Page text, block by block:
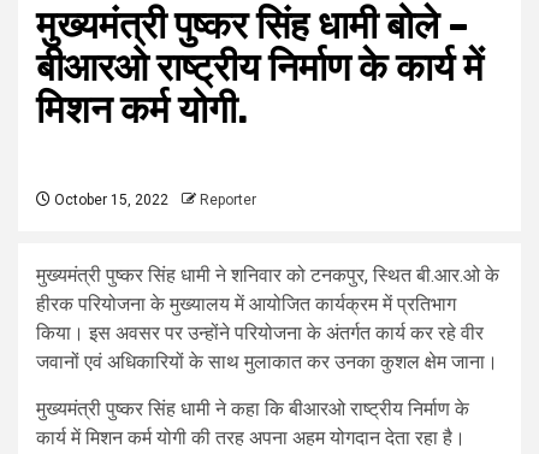
मुख्यमंत्री पुष्कर सिंह धामी बोले –
बीआरओ राष्ट्रीय निर्माण के कार्य में
मिशन कर्म योगी.
October 15, 2022 Reporter
मुख्यमंत्री पुष्कर सिंह धामी ने शनिवार को टनकपुर, स्थित बी.आर.ओ के
हीरक परियोजना के मुख्यालय में आयोजित कार्यक्रम में प्रतिभाग
किया। इस अवसर पर उन्होंने परियोजना के अंतर्गत कार्य कर रहे वीर
जवानों एवं अधिकारियों के साथ मुलाकात कर उनका कुशल क्षेम जाना।
मुख्यमंत्री पुष्कर सिंह धामी ने कहा कि बीआरओ राष्ट्रीय निर्माण के
कार्य में मिशन कर्म योगी की तरह अपना अहम योगदान देता रहा है।